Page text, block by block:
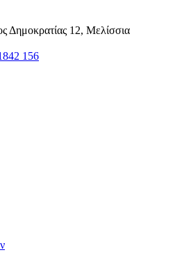
Δημοκρατίας 12, Μελίσσια
156